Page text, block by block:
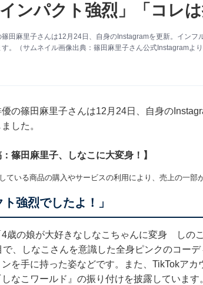
ンパクト強烈」「コレは
田麻里子さんは12月24日、自身のInstagramを更新。インフ
。（サムネイル画像出典：篠田麻里子さん公式Instagramより
の篠田麻里子さんは12月24日、自身の
した。
：篠田麻里子、しなこに大変身！】
ている商品の購入やサービスの利用により、売上の一部
ト強烈でしたよ！」
歳の娘が大好きなしなこちゃんに変身 しの
で、しなこさんを意識した全身ピンクのコー
を手に持った姿などです。また、TikTokア
なこワールド』の振り付けを披露しています。